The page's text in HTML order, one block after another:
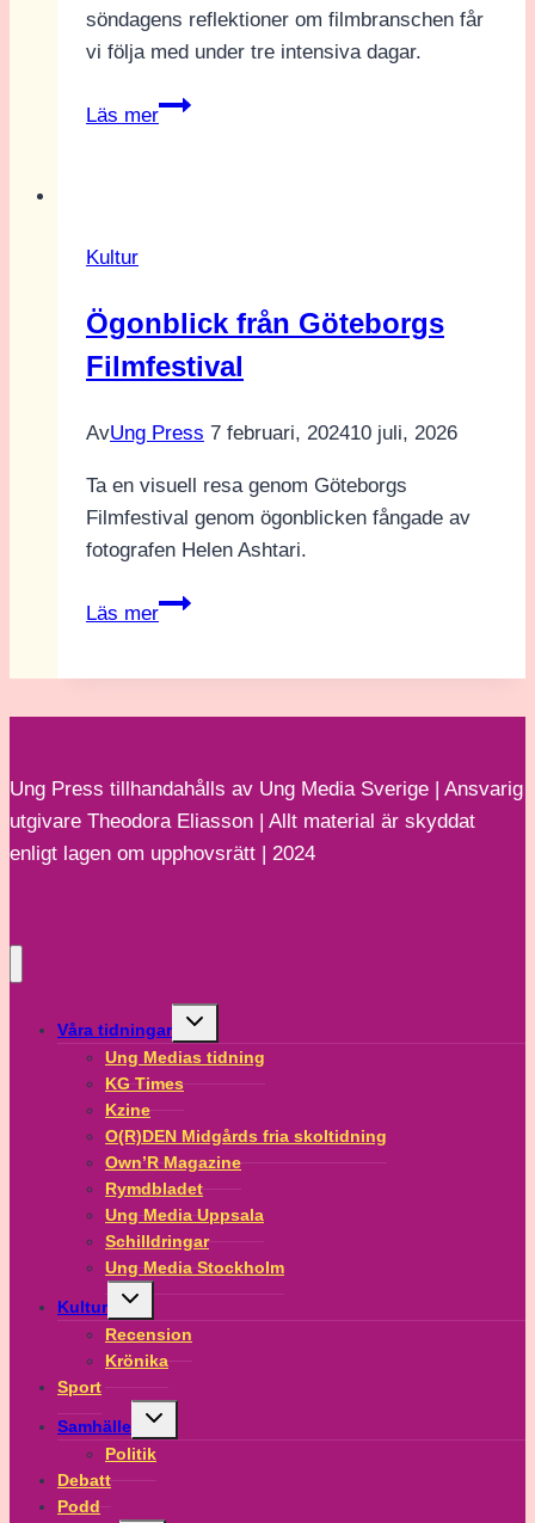
söndagens reflektioner om filmbranschen får
vi följa med under tre intensiva dagar.
Läs mer
Göteborgs
Kultur
Ögonblick från Göteborgs
Filmfestival
AvUng Press 7 februari, 202410 juli, 2026
Ta en visuell resa genom Göteborgs
Filmfestival genom ögonblicken fångade av
fotografen Helen Ashtari.
Läs mer
Ögonblick
Ung Press tillhandahålls av Ung Media Sverige | Ansvarig
utgivare Theodora Eliasson | Allt material är skyddat
enligt lagen om upphovsrätt | 2024
Våra tidningar
Toggle
menu
Ung Medias tidning
KG Times
Kzine
O(R)DEN Midgårds fria skoltidning
Own’R Magazine
Rymdbladet
Ung Media Uppsala
Schilldringar
Ung Media Stockholm
Kultur
Toggle
menu
Recension
Krönika
Sport
Samhälle
Toggle
menu
Politik
Debatt
Podd